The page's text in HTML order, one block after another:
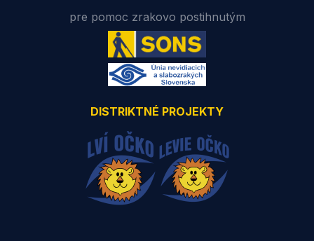
pre pomoc zrakovo postihnutým
DISTRIKTNÉ PROJEKTY